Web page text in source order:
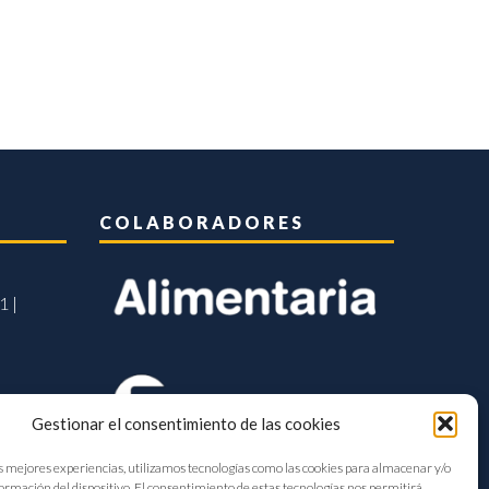
Gestionar el consentimiento de las cookies
mejores experiencias, utilizamos tecnologías como las cookies para almacenar y/o
|
COLABORADORES